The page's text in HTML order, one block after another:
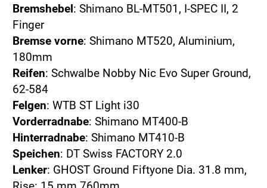
Bremshebel: Shimano BL-MT501, I-SPEC II, 2
Finger
Bremse vorne: Shimano MT520, Aluminium,
180mm
Reifen: Schwalbe Nobby Nic Evo Super Ground,
62-584
Felgen: WTB ST Light i30
Vorderradnabe: Shimano MT400-B
Hinterradnabe: Shimano MT410-B
Speichen: DT Swiss FACTORY 2.0
Lenker: GHOST Ground Fiftyone Dia. 31.8 mm,